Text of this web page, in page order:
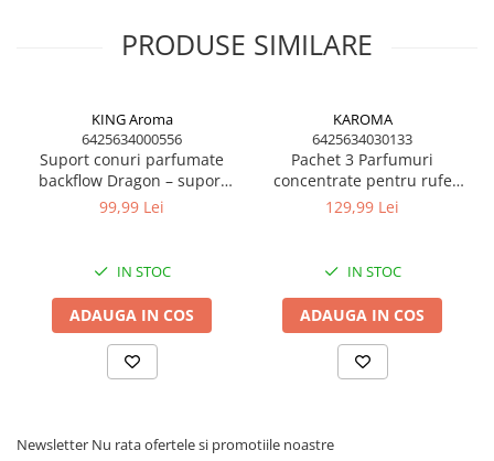
Pentru rezultate optime se recomandă utilizareaconurilor
parfumate backflow dedicate
PRODUSE SIMILARE
KING Aroma
6425634000556
Suport conuri parfumate
backflow Dragon – suport
ceramic aromaterapie cu
99,99 Lei
IN STOC
ADAUGA IN COS
KAROMA
6425634030133
Pachet 3 Parfumuri
concentrate pentru rufe
KAROMA - Magic, Ocean,
129,99 Lei
IN STOC
ADAUGA IN COS
Newsletter Nu rata ofertele si promotiile noastre